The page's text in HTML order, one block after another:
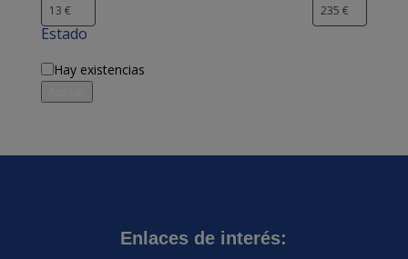
Estado
Disponibilidad
Hay existencias
Enlaces de interés: